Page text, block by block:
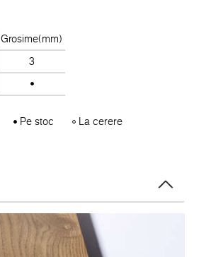
Grosime(mm)
3
Pe stoc La cerere